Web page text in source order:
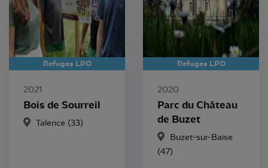
Refuges LPO
2021
Bois de Sourreil
Talence (33)
Refuges LPO
2020
Parc du Château
de Buzet
Buzet-sur-Baïse
(47)